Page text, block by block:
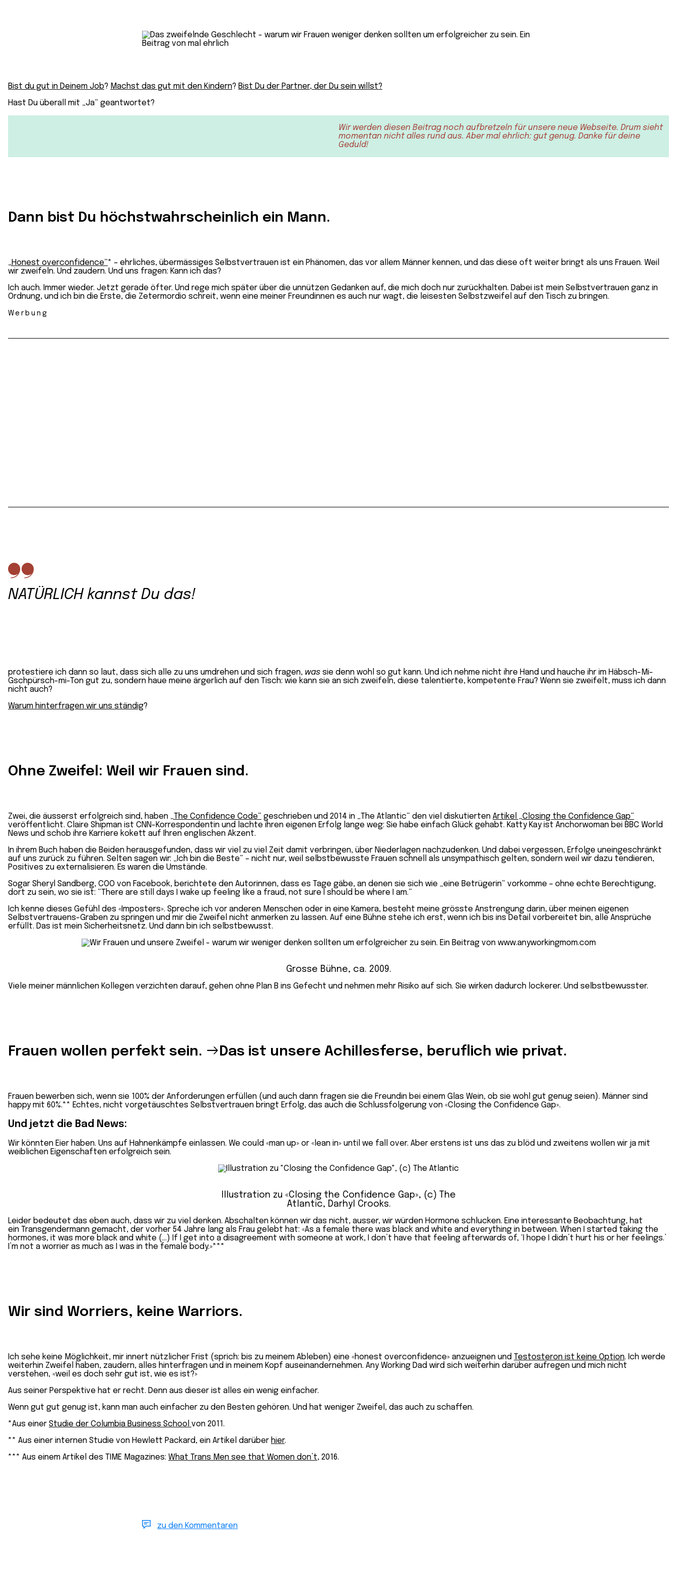
Bist du gut in Deinem Job? Machst das gut mit den Kindern? Bist Du der Partner, der Du sein willst?
Hast Du überall mit „Ja“ geantwortet?
Wir werden diesen Beitrag noch aufbretzeln für unsere neue Webseite. Drum sieht
momentan nicht alles rund aus. Aber mal ehrlich: gut genug. Danke für deine
Geduld!
Dann bist Du höchstwahrscheinlich ein Mann.
„Honest overconfidence“* – ehrliches, übermässiges Selbstvertrauen ist ein Phänomen, das vor allem Männer kennen, und das diese oft weiter bringt als uns Frauen. Weil
wir zweifeln. Und zaudern. Und uns fragen: Kann ich das?
Ich auch. Immer wieder. Jetzt gerade öfter. Und rege mich später über die unnützen Gedanken auf, die mich doch nur zurückhalten. Dabei ist mein Selbstvertrauen ganz in
Ordnung, und ich bin die Erste, die Zetermordio schreit, wenn eine meiner Freundinnen es auch nur wagt, die leisesten Selbstzweifel auf den Tisch zu bringen.
Werbung
NATÜRLICH kannst Du das!
protestiere ich dann so laut, dass sich alle zu uns umdrehen und sich fragen, was sie denn wohl so gut kann. Und ich nehme nicht ihre Hand und hauche ihr im Häbsch-Mi-
Gschpürsch-mi-Ton gut zu, sondern haue meine ärgerlich auf den Tisch: wie kann sie an sich zweifeln, diese talentierte, kompetente Frau? Wenn sie zweifelt, muss ich dann
nicht auch?
Warum hinterfragen wir uns ständig?
Ohne Zweifel: Weil wir Frauen sind.
Zwei, die äusserst erfolgreich sind, haben „The Confidence Code“ geschrieben und 2014 in „The Atlantic“ den viel diskutierten Artikel „Closing the Confidence Gap“
veröffentlicht. Claire Shipman ist CNN-Korrespondentin und lachte ihren eigenen Erfolg lange weg: Sie habe einfach Glück gehabt. Katty Kay ist Anchorwoman bei BBC World
News und schob ihre Karriere kokett auf Ihren englischen Akzent.
In ihrem Buch haben die Beiden herausgefunden, dass wir viel zu viel Zeit damit verbringen, über Niederlagen nachzudenken. Und dabei vergessen, Erfolge uneingeschränkt
auf uns zurück zu führen. Selten sagen wir: „Ich bin die Beste“ – nicht nur, weil selbstbewusste Frauen schnell als unsympathisch gelten, sondern weil wir dazu tendieren,
Positives zu externalisieren. Es waren die Umstände.
Sogar Sheryl Sandberg, COO von Facebook, berichtete den Autorinnen, dass es Tage gäbe, an denen sie sich wie „eine Betrügerin“ vorkomme – ohne echte Berechtigung,
dort zu sein, wo sie ist: “There are still days I wake up feeling like a fraud, not sure I should be where I am.”
Ich kenne dieses Gefühl des «Imposters». Spreche ich vor anderen Menschen oder in eine Kamera, besteht meine grösste Anstrengung darin, über meinen eigenen
Selbstvertrauens-Graben zu springen und mir die Zweifel nicht anmerken zu lassen. Auf eine Bühne stehe ich erst, wenn ich bis ins Detail vorbereitet bin, alle Ansprüche
erfüllt. Das ist mein Sicherheitsnetz. Und dann bin ich selbstbewusst.
Grosse Bühne, ca. 2009.
Viele meiner männlichen Kollegen verzichten darauf, gehen ohne Plan B ins Gefecht und nehmen mehr Risiko auf sich. Sie wirken dadurch lockerer. Und selbstbewusster.
Frauen wollen perfekt sein. Das ist unsere Achillesferse, beruflich wie privat.
Frauen bewerben sich, wenn sie 100% der Anforderungen erfüllen (und auch dann fragen sie die Freundin bei einem Glas Wein, ob sie wohl gut genug seien). Männer sind
happy mit 60%.** Echtes, nicht vorgetäuschtes Selbstvertrauen bringt Erfolg, das auch die Schlussfolgerung von «Closing the Confidence Gap».
Und jetzt die Bad News:
Wir könnten Eier haben. Uns auf Hahnenkämpfe einlassen. We could «man up» or «lean in» until we fall over. Aber erstens ist uns das zu blöd und zweitens wollen wir ja mit
weiblichen Eigenschaften erfolgreich sein.
Illustration zu «Closing the Confidence Gap», (c) The
Atlantic, Darhyl Crooks.
Leider bedeutet das eben auch, dass wir zu viel denken. Abschalten können wir das nicht, ausser, wir würden Hormone schlucken. Eine interessante Beobachtung, hat
ein Transgendermann gemacht, der vorher 54 Jahre lang als Frau gelebt hat: «As a female there was black and white and everything in between. When I started taking the
hormones, it was more black and white (…) If I get into a disagreement with someone at work, I don’t have that feeling afterwards of, ‘I hope I didn’t hurt his or her feelings.’
I’m not a worrier as much as I was in the female body.»***
Wir sind Worriers, keine Warriors.
Ich sehe keine Möglichkeit, mir innert nützlicher Frist (sprich: bis zu meinem Ableben) eine «honest overconfidence» anzueignen und Testosteron ist keine Option. Ich werde
weiterhin Zweifel haben, zaudern, alles hinterfragen und in meinem Kopf auseinandernehmen. Any Working Dad wird sich weiterhin darüber aufregen und mich nicht
verstehen, «weil es doch sehr gut ist, wie es ist?»
Aus seiner Perspektive hat er recht. Denn aus dieser ist alles ein wenig einfacher.
Wenn gut gut genug ist, kann man auch einfacher zu den Besten gehören. Und hat weniger Zweifel, das auch zu schaffen.
*Aus einer Studie der Columbia Business School von 2011.
** Aus einer internen Studie von Hewlett Packard, ein Artikel darüber hier.
*** Aus einem Artikel des TIME Magazines: What Trans Men see that Women don’t, 2016.
zu den Kommentaren